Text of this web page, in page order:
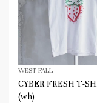
WEST FALL
CYBER FRESH T-
(wh)